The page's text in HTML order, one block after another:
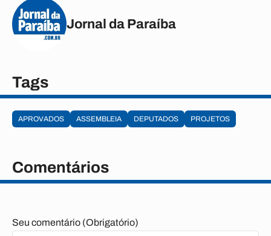
Jornal da Paraíba
Tags
APROVADOS ASSEMBLEIA DEPUTADOS PROJETOS
Comentários
Seu comentário (Obrigatório)